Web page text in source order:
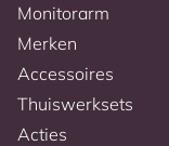
Monitorarm
Merken
Accessoires
Thuiswerksets
Acties